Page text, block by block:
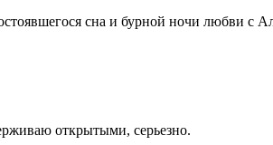
сна и бурной ночи любви с
открытыми, серьезно.